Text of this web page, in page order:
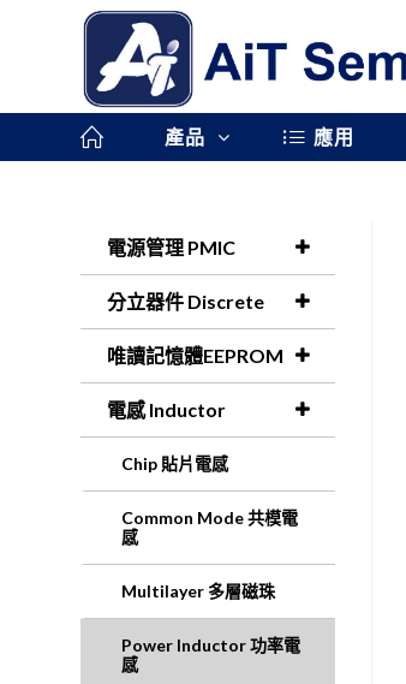
產品 應用
電源管理 PMIC
分立器件 Discrete
唯讀記憶體EEPROM
電感 Inductor
Chip 貼片電感
Common Mode 共模電
感
Multilayer 多層磁珠
Power Inductor 功率電
感